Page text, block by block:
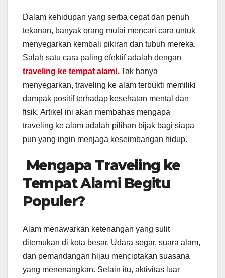
Dalam kehidupan yang serba cepat dan penuh
tekanan, banyak orang mulai mencari cara untuk
menyegarkan kembali pikiran dan tubuh mereka.
Salah satu cara paling efektif adalah dengan
traveling ke tempat alami. Tak hanya
menyegarkan, traveling ke alam terbukti memiliki
dampak positif terhadap kesehatan mental dan
fisik. Artikel ini akan membahas mengapa
traveling ke alam adalah pilihan bijak bagi siapa
pun yang ingin menjaga keseimbangan hidup.
Mengapa Traveling ke
Tempat Alami Begitu
Populer?
Alam menawarkan ketenangan yang sulit
ditemukan di kota besar. Udara segar, suara alam,
dan pemandangan hijau menciptakan suasana
yang menenangkan. Selain itu, aktivitas luar